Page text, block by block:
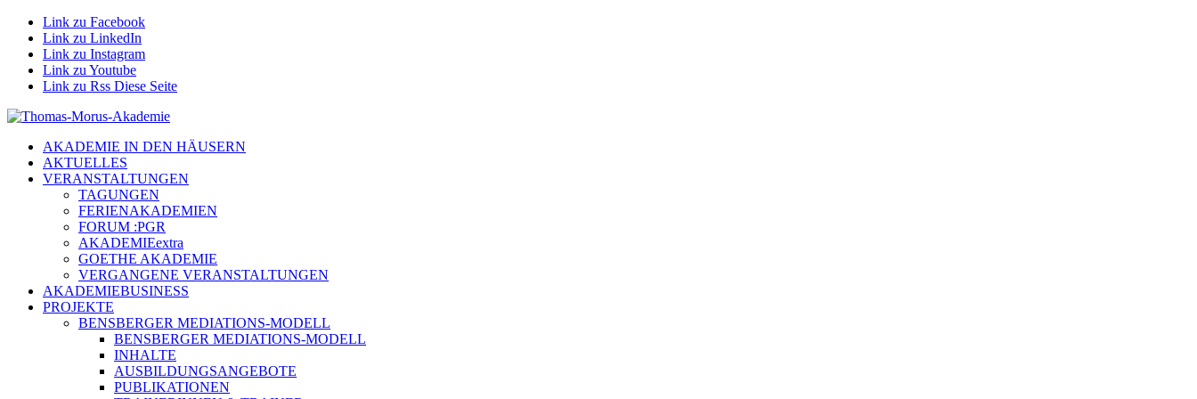
Link zu Facebook
Link zu LinkedIn
Link zu Instagram
Link zu Youtube
Link zu Rss Diese Seite
AKADEMIE IN DEN HÄUSERN
AKTUELLES
VERANSTALTUNGEN
TAGUNGEN
FERIENAKADEMIEN
FORUM :PGR
AKADEMIEextra
GOETHE AKADEMIE
VERGANGENE VERANSTALTUNGEN
AKADEMIEBUSINESS
PROJEKTE
BENSBERGER MEDIATIONS-MODELL
BENSBERGER MEDIATIONS-MODELL
INHALTE
AUSBILDUNGSANGEBOTE
PUBLIKATIONEN